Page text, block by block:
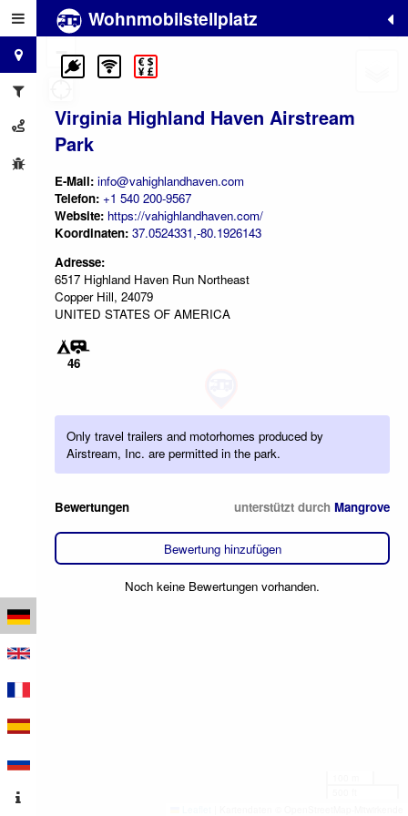
Wohnmobilstellplatz
Virginia Highland Haven Airstream
Park
E-Mail: info@vahighlandhaven.com
Telefon: +1 540 200-9567
Website: https://vahighlandhaven.com/
Koordinaten: 37.0524331,-80.1926143
Adresse:
6517 Highland Haven Run Northeast
Copper Hill, 24079
UNITED STATES OF AMERICA
46
Only travel trailers and motorhomes produced by
Airstream, Inc. are permitted in the park.
Bewertungen unterstützt durch Mangrove
Bewertung hinzufügen
Noch keine Bewertungen vorhanden.
+
−